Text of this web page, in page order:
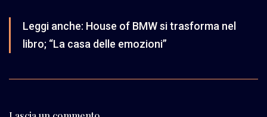
Leggi anche: House of BMW si trasforma nel
libro; “La casa delle emozioni”